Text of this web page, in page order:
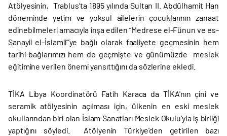
Atölyesinin, Trablus’ta 1895 yılında Sultan II. Abdülhamit Han
döneminde yetim ve yoksul ailelerin çocuklarının zanaat
edinebilmeleri amacıyla inşa edilen “Medrese el-Fünun ve es-
Sanayii el-İslamii”’ye bağlı olarak faaliyete geçmesinin hem
tarihi bağlarımızı hem de geçmişte ve günümüzde meslek
eğitimine verilen önemi yansıttığını da sözlerine ekledi.
TİKA Libya Koordinatörü Fatih Karaca da TİKA'nın çini ve
seramik atölyesinin açılması için, ülkenin en eski meslek
okullarından biri olan İslam Sanatları Meslek Okulu'yla iş birliği
yaptığını söyledi. Atölyenin Türkiye'den getirilen bazı